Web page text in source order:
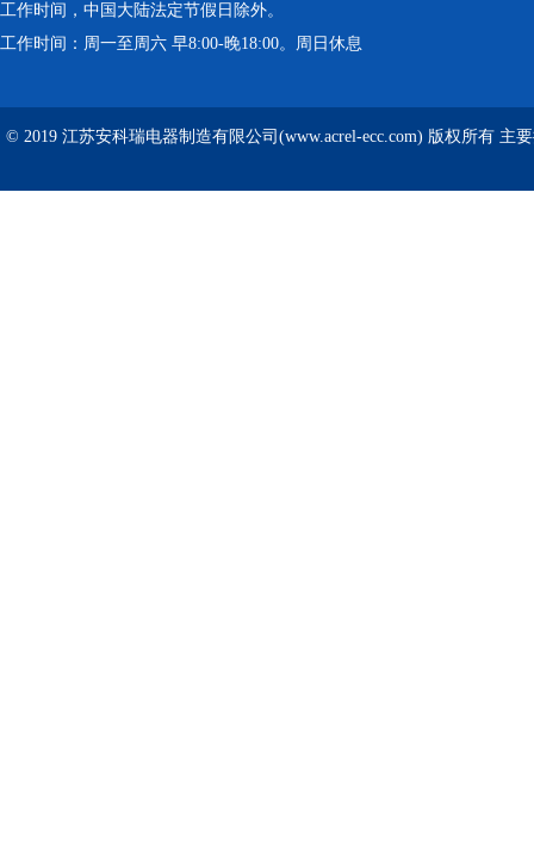
工作时间，中国大陆法定节假日除外。
工作时间：周一至周六 早8:00-晚18:00。周日休息
© 2019 江苏安科瑞电器制造有限公司(www.acrel-ecc.com) 版权所有 主